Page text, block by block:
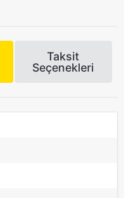
Taksit
Seçenekleri